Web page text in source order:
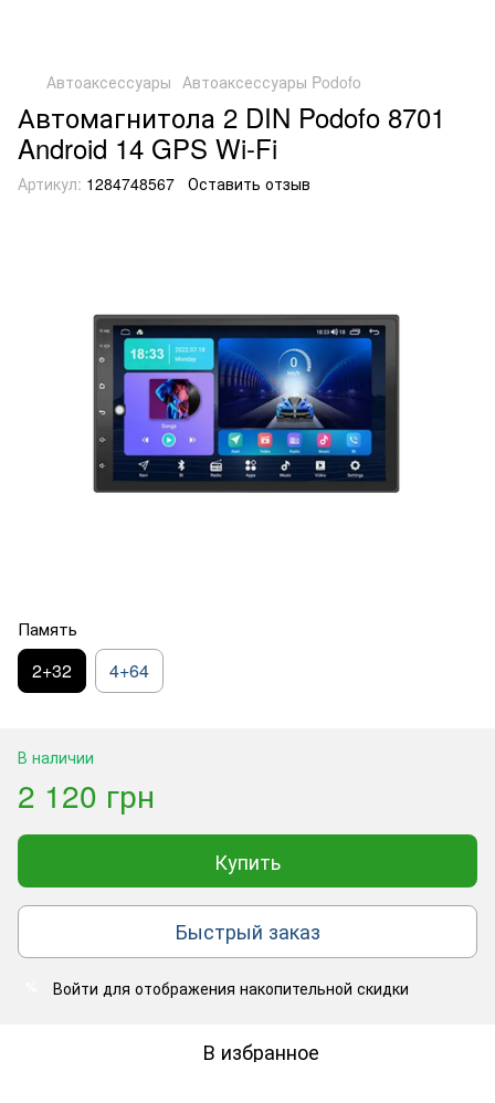
Автоаксессуары Автоаксессуары Podofo
Автомагнитола 2 DIN Podofo 8701
Android 14 GPS Wi-Fi
Артикул: 1284748567 Оставить отзыв
Память
2+32 4+64
В наличии
2 120 грн
Купить
Быстрый заказ
Войти для отображения накопительной скидки
В избранное